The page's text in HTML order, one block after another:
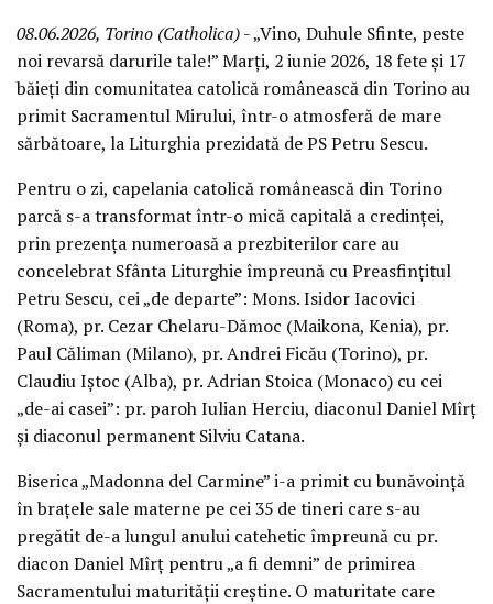
08.06.2026, Torino (Catholica)- „Vino, Duhule Sfinte, peste
noi revarsă darurile tale!” Marți, 2 iunie 2026, 18 fete și 17
băieți din comunitatea catolică românească din Torino au
primit Sacramentul Mirului, într-o atmosferă de mare
sărbătoare, la Liturghia prezidată de PS Petru Sescu.
Pentru o zi, capelania catolică românească din Torino
parcă s-a transformat într-o mică capitală a credinței,
prin prezența numeroasă a prezbiterilor care au
concelebrat Sfânta Liturghie împreună cu Preasfințitul
Petru Sescu, cei „de departe”: Mons. Isidor Iacovici
(Roma), pr. Cezar Chelaru-Dămoc (Maikona, Kenia), pr.
Paul Căliman (Milano), pr. Andrei Ficău (Torino), pr.
Claudiu Iștoc (Alba), pr. Adrian Stoica (Monaco) cu cei
„de-ai casei”: pr. paroh Iulian Herciu, diaconul Daniel Mîrț
și diaconul permanent Silviu Catana.
Biserica „Madonna del Carmine” i-a primit cu bunăvoință
în brațele sale materne pe cei 35 de tineri care s-au
pregătit de-a lungul anului catehetic împreună cu pr.
diacon Daniel Mîrț pentru „a fi demni” de primirea
Sacramentului maturității creștine. O maturitate care